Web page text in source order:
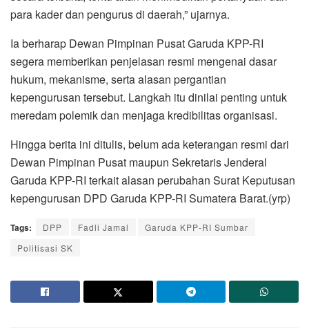
para kader dan pengurus di daerah,” ujarnya.
Ia berharap Dewan Pimpinan Pusat Garuda KPP-RI
segera memberikan penjelasan resmi mengenai dasar
hukum, mekanisme, serta alasan pergantian
kepengurusan tersebut. Langkah itu dinilai penting untuk
meredam polemik dan menjaga kredibilitas organisasi.
Hingga berita ini ditulis, belum ada keterangan resmi dari
Dewan Pimpinan Pusat maupun Sekretaris Jenderal
Garuda KPP-RI terkait alasan perubahan Surat Keputusan
kepengurusan DPD Garuda KPP-RI Sumatera Barat.(yrp)
Tags: DPP Fadli Jamal
Garuda KPP-RI Sumbar
Politisasi SK